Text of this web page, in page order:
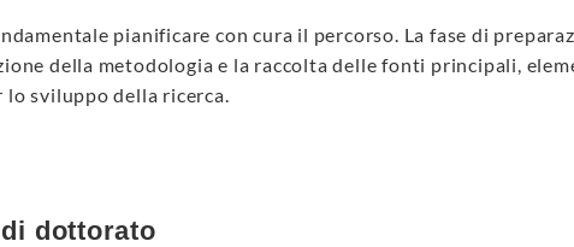
pianificare con cura il percorso. La fase di
della metodologia e la raccolta delle fonti principali,
lo sviluppo della ricerca.
dottorato